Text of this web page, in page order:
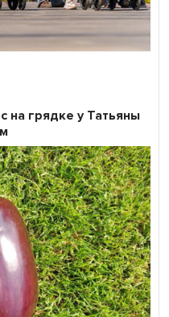
на грядке у Татьяны